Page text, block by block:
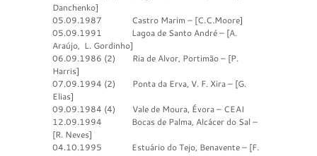
Danchenko]
05.09.1987 Castro Marim – [C.C.Moore]
05.09.1991 Lagoa de Santo André – [A.
Araújo, L. Gordinho]
06.09.1986 (2) Ria de Alvor, Portimão – [P.
Harris]
07.09.1994 (2) Ponta da Erva, V. F. Xira – [G.
Elias]
09.09.1984 (4) Vale de Moura, Évora – CEAI
12.09.1994 Bocas de Palma, Alcácer do Sal –
[R. Neves]
04.10.1995 Estuário do Tejo, Benavente – [F.